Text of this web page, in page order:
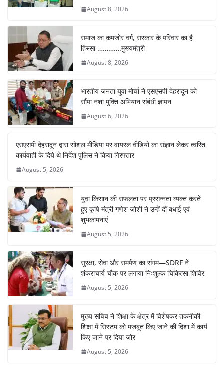
August 8, 2026
समाज का कमजोर वर्ग, सरकार के परिवार का है
हिस्सा ………….मुख्यमंत्री
August 8, 2026
भारतीय जनता युवा मोर्चा ने एसएसपी देहरादून को
सौंपा नशा मुक्ति अभियान संबंधी ज्ञापन
August 6, 2026
एसएसपी देहरादून द्वारा सोशल मीडिया पर वायरल वीडियो का संज्ञान लेकर त्वरित
कार्यवाही के दिये थे निर्देश पुलिस ने किया गिरफ्तार
August 5, 2026
युवा किसान की सफलता पर प्रसन्नता व्यक्त करते
हुए कृषि मंत्री गणेश जोशी ने उन्हें दीं बधाई एवं
शुभकामनाएं
August 5, 2026
सुरक्षा, सेवा और समर्पण का संगम—SDRF ने
शंकराचार्य चौक पर लगाया निःशुल्क चिकित्सा शिविर
August 5, 2026
मुख्य सचिव ने शिक्षा के क्षेत्र में विशेषकर तकनीकी
शिक्षा में सिस्टम को मजबूत किए जाने की दिशा में कार्य
किए जाने पर दिया जोर
August 5, 2026